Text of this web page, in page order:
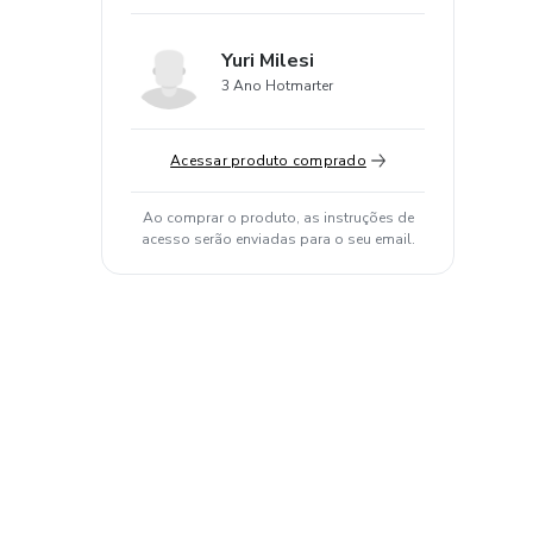
Yuri Milesi
3 Ano Hotmarter
Acessar produto comprado
Ao comprar o produto, as instruções de
acesso serão enviadas para o seu email.